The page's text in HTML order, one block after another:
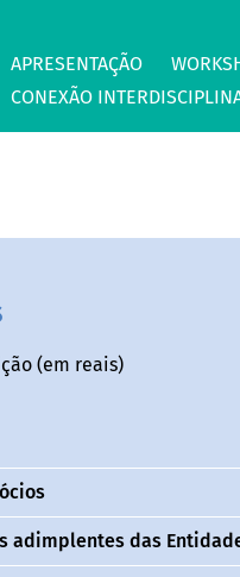
APRESENTAÇÃO
CONEXÃO
(em reais)
adimplentes das